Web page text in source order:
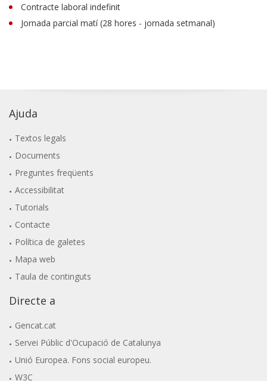
Contracte laboral indefinit
Jornada parcial matí (28 hores - jornada setmanal)
Ajuda
Textos legals
Documents
Preguntes freqüents
Accessibilitat
Tutorials
Contacte
Política de galetes
Mapa web
Taula de continguts
Directe a
Gencat.cat
Servei Públic d'Ocupació de Catalunya
Unió Europea. Fons social europeu.
W3C